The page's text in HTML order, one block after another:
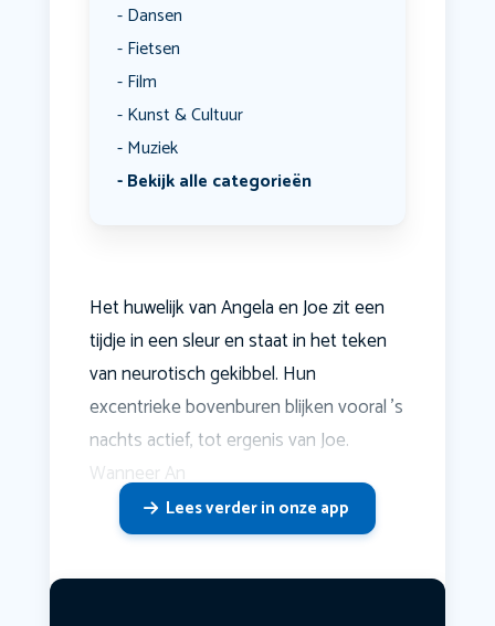
Dansen
Fietsen
Film
Kunst & Cultuur
Muziek
Bekijk alle categorieën
Het huwelijk van Angela en Joe zit een
tijdje in een sleur en staat in het teken
van neurotisch gekibbel. Hun
excentrieke bovenburen blijken vooral 's
nachts actief, tot ergenis van Joe.
Wanneer An
Lees verder in onze app